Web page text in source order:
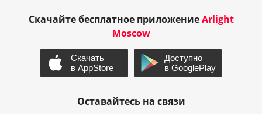
Скачайте бесплатное приложениеArlight
Moscow
Оставайтесь на связи